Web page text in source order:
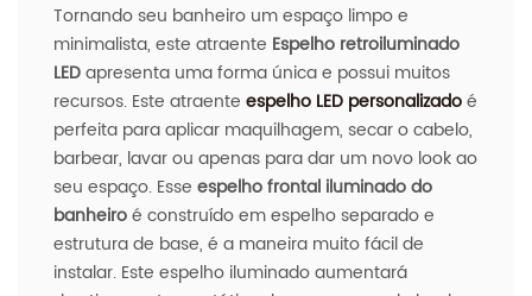
Tornando seu banheiro um espaço limpo e
minimalista, este atraente Espelho retroiluminado
LEDapresenta uma forma única e possui muitos
recursos. Este atraente espelho LED personalizadoé
perfeita para aplicar maquilhagem, secar o cabelo,
barbear, lavar ou apenas para dar um novo look ao
seu espaço. Esse espelho frontal iluminado do
banheiroé construído em espelho separado e
estrutura de base, é a maneira muito fácil de
instalar. Este espelho iluminado aumentará